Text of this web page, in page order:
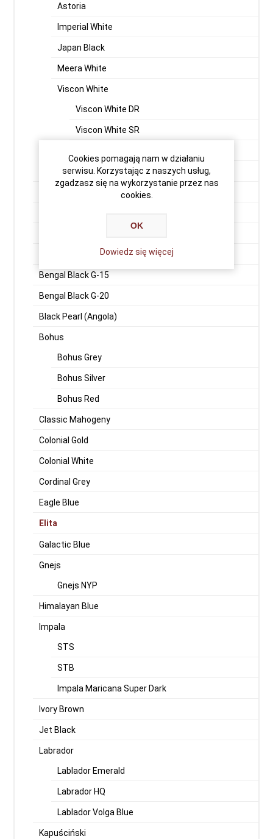
Astoria
Imperial White
Japan Black
Meera White
Viscon White
Viscon White DR
Viscon White SR
Vizag Blue (Vergin Rock - Orion)
Bengal Black G-15
Bengal Black G-20
Black Pearl (Angola)
Bohus
Bohus Grey
Bohus Silver
Bohus Red
Classic Mahogeny
Colonial Gold
Colonial White
Cordinal Grey
Eagle Blue
Elita
Galactic Blue
Gnejs
Gnejs NYP
Himalayan Blue
Impala
STS
STB
Impala Maricana Super Dark
Ivory Brown
Jet Black
Labrador
Lablador Emerald
Labrador HQ
Lablador Volga Blue
Kapuściński
Cookies pomagają nam w działaniu
serwisu. Korzystając z naszych usług,
zgadzasz się na wykorzystanie przez nas
cookies.
OK
Dowiedz się więcej